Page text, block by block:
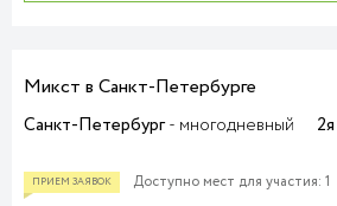
Микст в Санкт-Петербурге
Санкт-Петербург- многодневный
Доступно мест для участия: 1